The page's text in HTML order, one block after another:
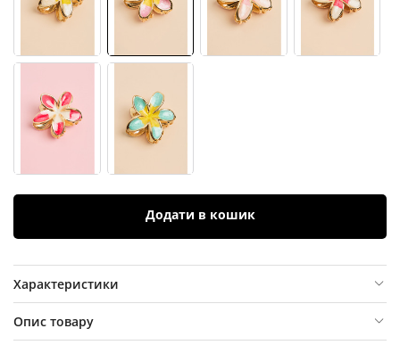
Додати в кошик
Характеристики
Опис товару